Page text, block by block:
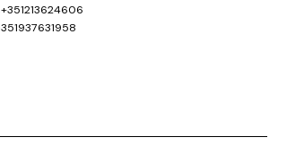
+351213624606
351937631958